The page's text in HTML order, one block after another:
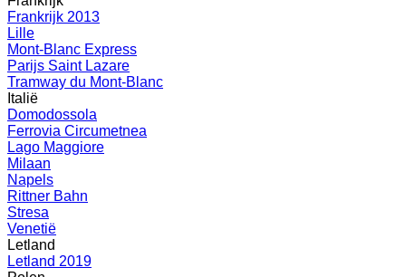
Frankrijk 2013
Lille
Mont-Blanc Express
Parijs Saint Lazare
Tramway du Mont-Blanc
Italië
Domodossola
Ferrovia Circumetnea
Lago Maggiore
Milaan
Napels
Rittner Bahn
Stresa
Venetië
Letland
Letland 2019